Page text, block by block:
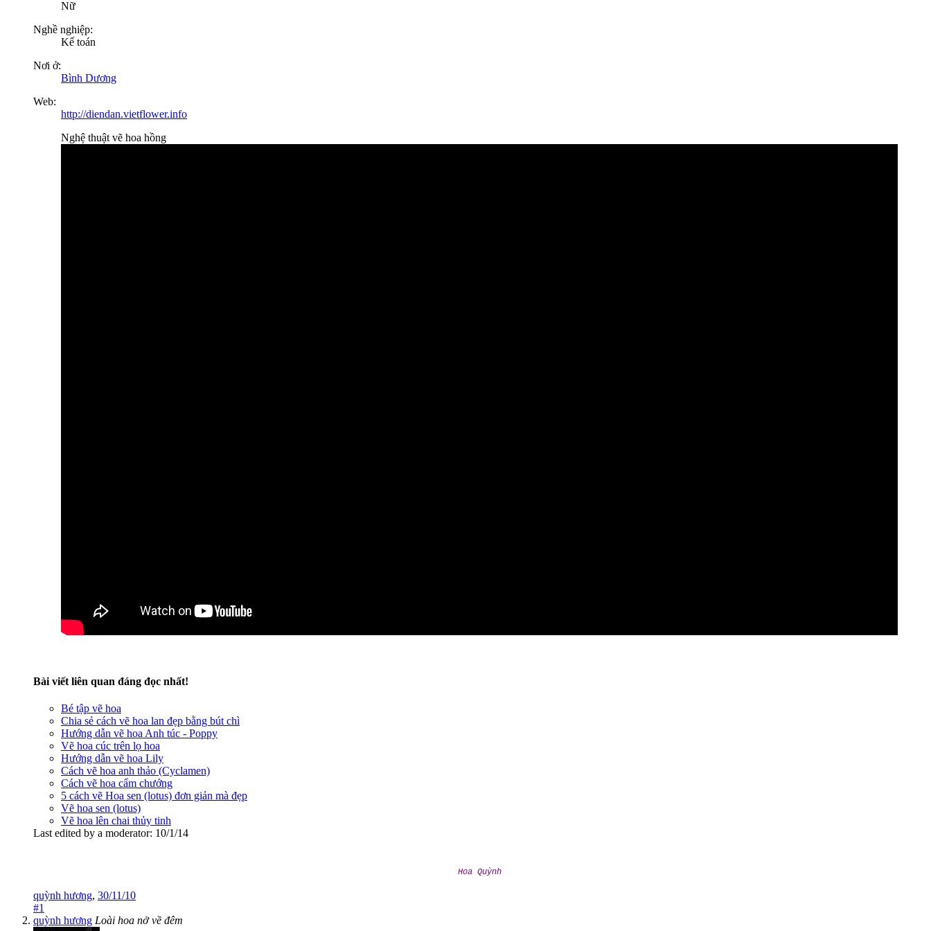
Nữ
Nghề nghiệp:
Kế toán
Nơi ở:
Bình Dương
Web:
http://diendan.vietflower.info
Nghệ thuật vẽ hoa hồng
Bài viết liên quan đáng đọc nhất!
Bé tập vẽ hoa
Chia sẻ cách vẽ hoa lan đẹp bằng bút chì
Hướng dẫn vẽ hoa Anh túc - Poppy
Vẽ hoa cúc trên lọ hoa
Hướng dẫn vẽ hoa Lily
Cách vẽ hoa anh thảo (Cyclamen)
Cách vẽ hoa cẩm chướng
5 cách vẽ Hoa sen (lotus) đơn giản mà đẹp
Vẽ hoa sen (lotus)
Vẽ hoa lên chai thủy tinh
Last edited by a moderator: 10/1/14
Hoa Quỳnh
quỳnh hương, 30/11/10
#1
quỳnh hương Loài hoa nở về đêm